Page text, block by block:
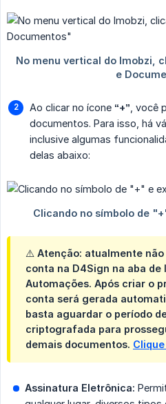
Ao clicar no ícone “+” , você
documentos. Para isso, há
inclusive algumas
delas abaixo:
⚠️ Atenção: atualmente
conta na D4Sign na aba de
Automações. Após criar o
conta será gerada
basta aguardar o período
criptografada para
demais documentos.
Assinatura Eletrônica: